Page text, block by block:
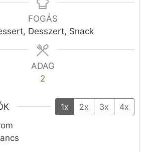
FOGÁS
Desszert, Snack
ADAG
2
1x 2x 3x
4x